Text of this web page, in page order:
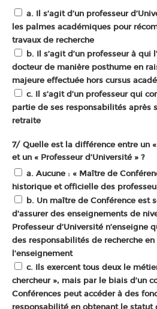
a. Il s’agit d’un professeur
les palmes académiques pour
travaux de recherche
b. Il s’agit d’un professeur à qui
docteur de manière posthume en
majeure effectuée hors cursus
c. Il s’agit d’un professeur qui
partie de ses responsabilités après
retraite
7/ Quelle est la différence entre un
et un « Professeur d’Université » ?
a. Aucune : « Maître de
historique et officielle des
b. Un maître de Conférence est
d’assurer des enseignements de
Professeur d’Université n’enseigne
des responsabilités de recherche
l’enseignement
c. Ils exercent tous deux le
chercheur », mais par le biais d’un
Conférences peut accéder à des